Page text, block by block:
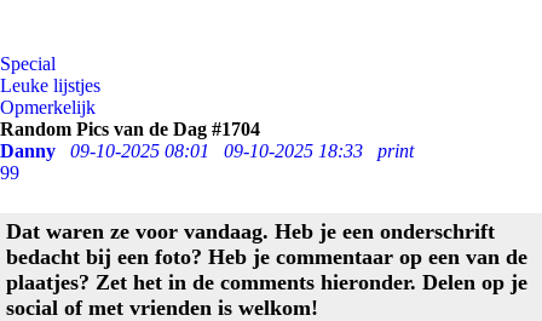
Special
Leuke lijstjes
Opmerkelijk
Random Pics van de Dag #1704
Danny
09-10-2025 08:01 09-10-2025 18:33
print
99
Dat waren ze voor vandaag. Heb je een onderschrift
bedacht bij een foto? Heb je commentaar op een van de
plaatjes? Zet het in de comments hieronder. Delen op je
social of met vrienden is welkom!